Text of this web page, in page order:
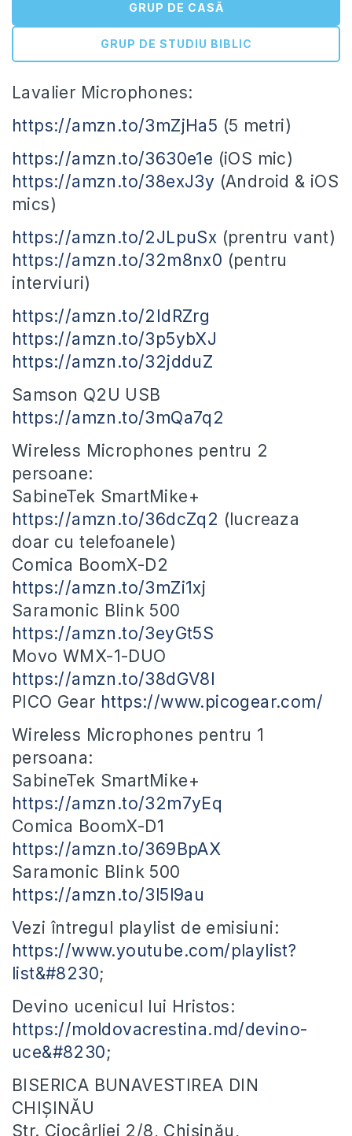
GRUP DE CASĂ
GRUP DE STUDIU BIBLIC
Lavalier Microphones:
https://amzn.to/3mZjHa5 (5 metri)
https://amzn.to/3630e1e (iOS mic)
https://amzn.to/38exJ3y (Android & iOS
mics)
https://amzn.to/2JLpuSx (prentru vant)
https://amzn.to/32m8nx0 (pentru
interviuri)
https://amzn.to/2IdRZrg
https://amzn.to/3p5ybXJ
https://amzn.to/32jdduZ
Samson Q2U USB
https://amzn.to/3mQa7q2
Wireless Microphones pentru 2
persoane:
SabineTek SmartMike+
https://amzn.to/36dcZq2 (lucreaza
doar cu telefoanele)
Comica BoomX-D2
https://amzn.to/3mZi1xj
Saramonic Blink 500
https://amzn.to/3eyGt5S
Movo WMX-1-DUO
https://amzn.to/38dGV8l
PICO Gear https://www.picogear.com/
Wireless Microphones pentru 1
persoana:
SabineTek SmartMike+
https://amzn.to/32m7yEq
Comica BoomX-D1
https://amzn.to/369BpAX
Saramonic Blink 500
https://amzn.to/3l5l9au
Vezi întregul playlist de emisiuni:
https://www.youtube.com/playlist?
list&#8230;
Devino ucenicul lui Hristos:
https://moldovacrestina.md/devino-
uce&#8230;
BISERICA BUNAVESTIREA DIN
CHIȘINĂU
Str. Ciocârliei 2/8, Chișinău,